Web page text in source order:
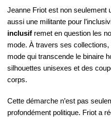
Jeanne Friot est non seulement
aussi une militante pour
inclusif remet en question les
mode. À travers ses
mode qui transcende le binaire
silhouettes unisexes et des
corps.
Cette démarche n’est pas
profondément politique. Friot a